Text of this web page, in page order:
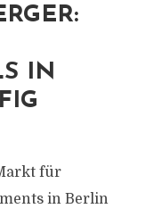
IN B
für
in Berlin